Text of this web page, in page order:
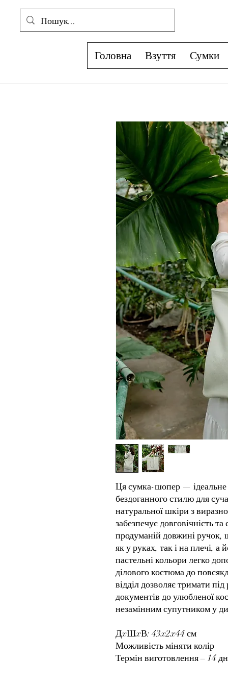
Головна Взуття Сумки
Ця сумка-шопер — ідеальне
бездоганного стилю для
натуральної шкіри з
забезпечує довговічність
продуманій довжині
як у руках, так і на плечі, а
пастельні кольори легко
ділового костюма до
відділ дозволяє тримати
документів до улюбленої
незамінним супутником у
ДxШxВ: 43x2x44 см
Можливість міняти колір
Термін виготовлення – 14